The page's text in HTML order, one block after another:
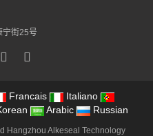
宁街25号
Francais
Italiano
Arabic Russian
Hangzhou Alkeseal Technology